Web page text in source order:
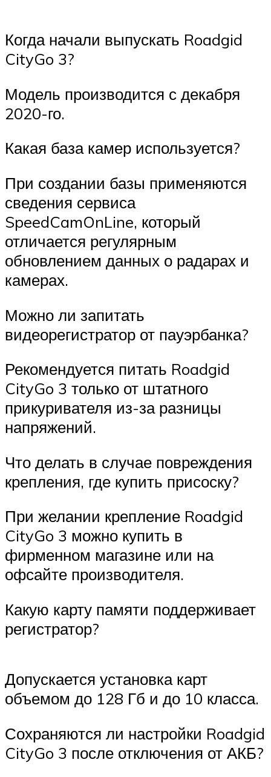
Когда начали выпускать Roadgid
CityGo 3?
Модель производится с декабря
2020-го.
Какая база камер используется?
При создании базы применяются
сведения сервиса
SpeedCamOnLine, который
отличается регулярным
обновлением данных о радарах и
камерах.
Можно ли запитать
видеорегистратор от пауэрбанка?
Рекомендуется питать Roadgid
CityGo 3 только от штатного
прикуривателя из-за разницы
напряжений.
Что делать в случае повреждения
крепления, где купить присоску?
При желании крепление Roadgid
CityGo 3 можно купить в
фирменном магазине или на
офсайте производителя.
Какую карту памяти поддерживает
регистратор?
Допускается установка карт
объемом до 128 Гб и до 10 класса.
Сохраняются ли настройки Roadgid
CityGo 3 после отключения от АКБ?